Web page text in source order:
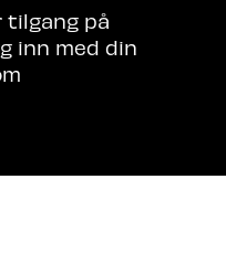
tilgang på
inn med din